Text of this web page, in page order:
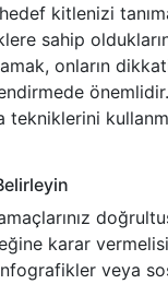
kitlenizi
sahip
onların
tekniklerini
karar
veya